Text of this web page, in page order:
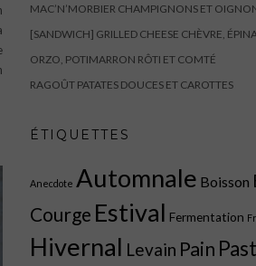
MAC’N’MORBIER CHAMPIGNONS ET
[SANDWICH] GRILLED CHEESE CHÈVRE,
ORZO, POTIMARRON RÔTI ET COMTÉ
RAGOÛT PATATES DOUCES ET CAROTTES
ÉTIQUETTES
Anecdote Automnale Boisson
Courge Estival Fermentation
Hivernal Levain Pain